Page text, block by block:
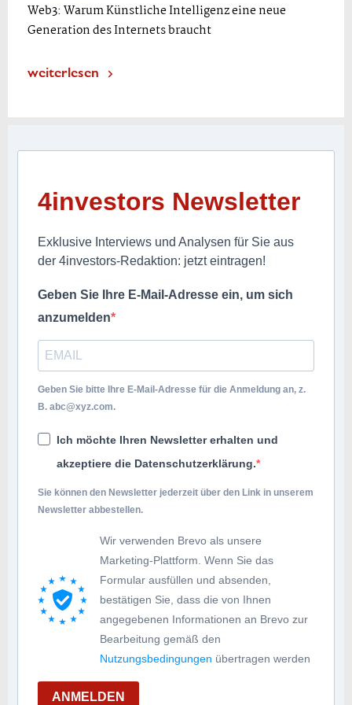
Web3: Warum Künstliche Intelligenz eine neue
Generation des Internets braucht
weiterlesen
4investors Newsletter
Exklusive Interviews und Analysen für Sie aus
der 4investors-Redaktion: jetzt eintragen!
Geben Sie Ihre E-Mail-Adresse ein, um sich
anzumelden
Geben Sie bitte Ihre E-Mail-Adresse für die Anmeldung an, z.
B. abc@xyz.com.
Ich möchte Ihren Newsletter erhalten und
akzeptiere die Datenschutzerklärung.
Sie können den Newsletter jederzeit über den Link in unserem
Newsletter abbestellen.
Wir verwenden Brevo als unsere
Marketing-Plattform. Wenn Sie das
Formular ausfüllen und absenden,
bestätigen Sie, dass die von Ihnen
angegebenen Informationen an Brevo zur
Bearbeitung gemäß den
Nutzungsbedingungen übertragen werden
ANMELDEN